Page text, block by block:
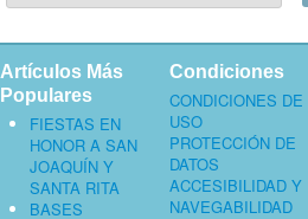
Artículos Más
Populares
FIESTAS EN
HONOR A SAN
JOAQUÍN Y
SANTA RITA
BASES
Condiciones
CONDICIONES DE
USO
PROTECCIÓN DE
DATOS
ACCESIBILIDAD Y
NAVEGABILIDAD